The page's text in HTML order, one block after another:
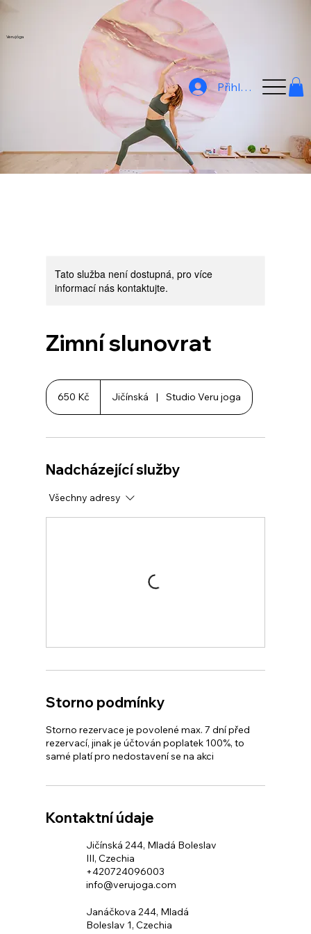
Veru jóga
Přihlásit
Tato služba není dostupná, pro více
informací nás kontaktujte.
Zimní slunovrat
650
českých
korun650 Kč Jičínská | Studio Veru joga
Nadcházející služby
Všechny adresy
Storno podmínky
Storno rezervace je povolené max. 7 dní před
rezervací, jinak je účtován poplatek 100%, to
samé platí pro nedostavení se na akci
Kontaktní údaje
Jičínská 244, Mladá Boleslav
III, Czechia
+420724096003
info@verujoga.com
Janáčkova 244, Mladá
Boleslav 1, Czechia